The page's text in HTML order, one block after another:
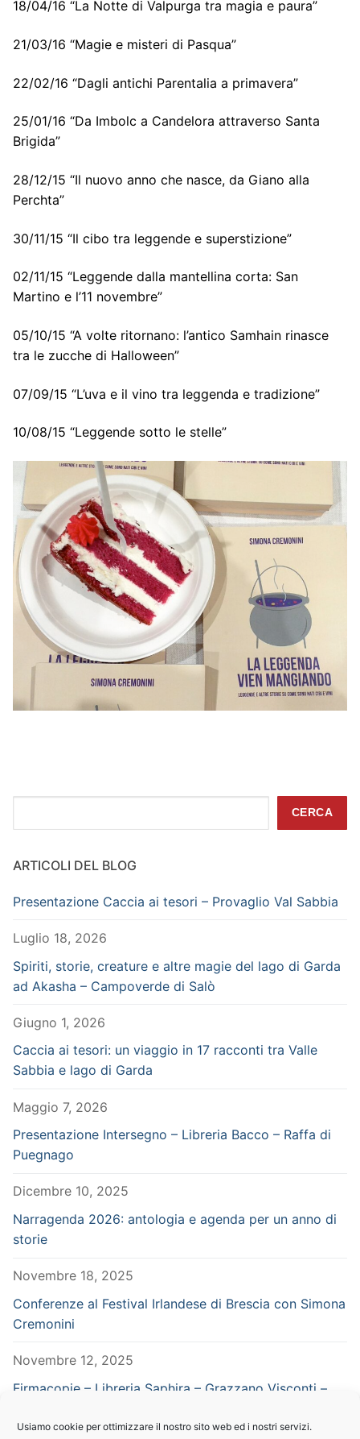
Usiamo cookie per ottimizzare il nostro sito web ed i nostri servizi.
18/04/16 “La Notte di Valpurga tra magia e paura”
21/03/16 “Magie e misteri di Pasqua”
22/02/16 “Dagli antichi Parentalia a primavera”
25/01/16 “Da Imbolc a Candelora attraverso Santa
Brigida”
28/12/15 “Il nuovo anno che nasce, da Giano alla
Perchta”
30/11/15 “Il cibo tra leggende e superstizione”
02/11/15 “Leggende dalla mantellina corta: San
Martino e l’11 novembre”
05/10/15 “A volte ritornano: l’antico Samhain rinasce
tra le zucche di Halloween”
07/09/15 “L’uva e il vino tra leggenda e tradizione”
10/08/15 “Leggende sotto le stelle”
CERCA
ARTICOLI DEL BLOG
Presentazione Caccia ai tesori – Provaglio Val Sabbia
Luglio 18, 2026
Spiriti, storie, creature e altre magie del lago di Garda
ad Akasha – Campoverde di Salò
Giugno 1, 2026
Caccia ai tesori: un viaggio in 17 racconti tra Valle
Sabbia e lago di Garda
Maggio 7, 2026
Presentazione Intersegno – Libreria Bacco – Raffa di
Puegnago
Dicembre 10, 2025
Narragenda 2026: antologia e agenda per un anno di
storie
Novembre 18, 2025
Conferenze al Festival Irlandese di Brescia con Simona
Cremonini
Novembre 12, 2025
Firmacopie – Libreria Saphira – Grazzano Visconti –